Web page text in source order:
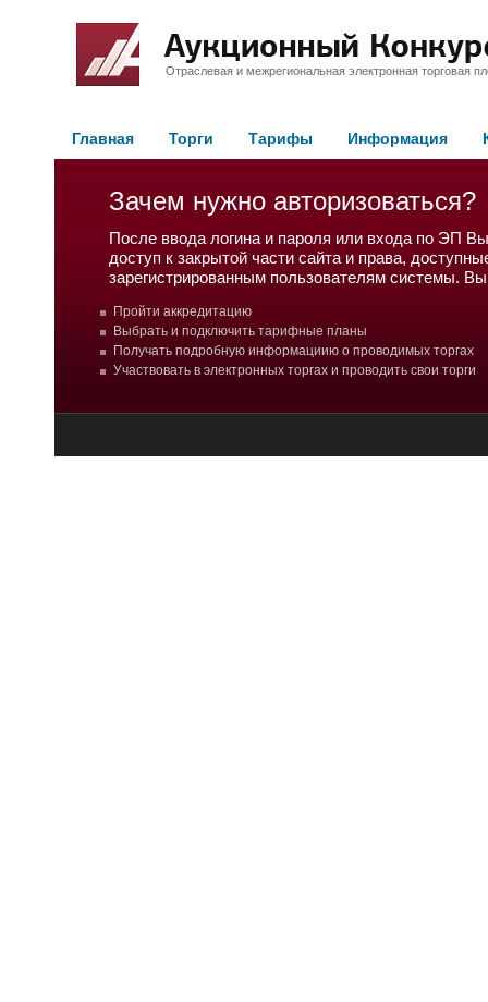
Отраслевая и межрегиональная электронная торговая
Главная Торги Тарифы Информация
Зачем нужно авторизоваться?
После ввода логина и пароля или входа по ЭП
доступ к закрытой части сайта и права,
зарегистрированным пользователям системы.
Пройти аккредитацию
Выбрать и подключить тарифные планы
Получать подробную информациию о проводимых торгах
Участвовать в электронных торгах и проводить свои торги